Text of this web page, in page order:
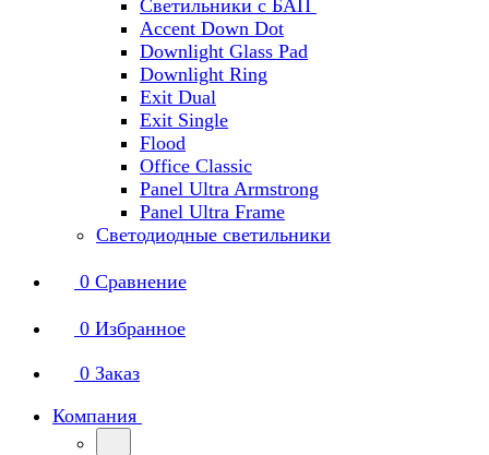
Светильники с БАП
Accent Down Dot
Downlight Glass Pad
Downlight Ring
Exit Dual
Exit Single
Flood
Office Classic
Panel Ultra Armstrong
Panel Ultra Frame
Светодиодные светильники
0 Сравнение
0 Избранное
0 Заказ
Компания